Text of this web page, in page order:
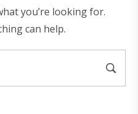
you’re looking for.
can help.